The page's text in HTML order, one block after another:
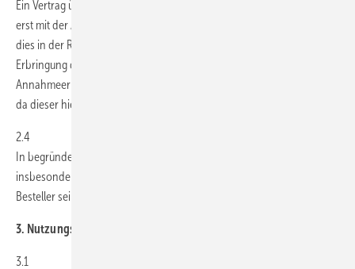
Ein Vertrag über den Erwerb der Waren und Dienstleistungen kommt
erst mit der Annahme der Bestellung durch GEM zu Stande, wobei
dies in der Regel mit der Versendung der Ware beziehungsweise der
Erbringung der Dienstleistungen geschieht. Einer ausdrücklichen
Annahmeerklärung gegenüber dem Besteller bedarf es hierfür nicht,
da dieser hierauf gemäß § 151 S. 1 BGB verzichtet.
2.4
In begründeten Fällen behält sich GEM die Annahme vor,
insbesondere wenn der begründete Verdacht besteht, dass der
Besteller seinen vertraglichen Pflichten nicht nachkommen wird.
3. Nutzungs- und Lizenzbedingungen elektronischer Artikel
3.1